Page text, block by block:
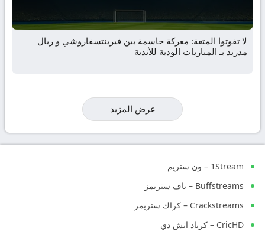
لا تفوتوا المتعة: معركة حاسمة بين فيرينتسفاروشي و ريال
مدريد بـ المباريات الودية للأندية
عرض المزيد
1Stream – ون ستريم
Buffstreams – باف ستريمز
Crackstreams – كراك ستريمز
CricHD – كرياد اتش دي